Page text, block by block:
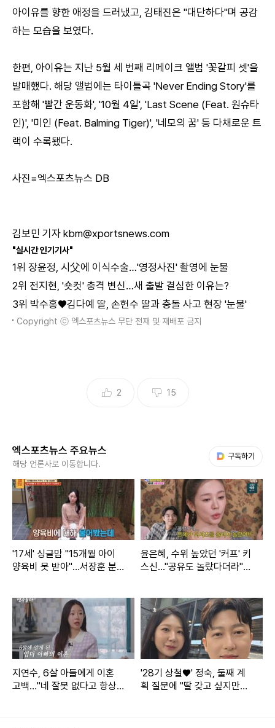
아이유를 향한 애정을 드러냈고, 김태진은 "대단하다"며 공감
하는 모습을 보였다.
한편, 아이유는 지난 5월 세 번째 리메이크 앨범 '꽃갈피 셋'을
발매했다. 해당 앨범에는 타이틀곡 'Never Ending Story'를
포함해 '빨간 운동화', '10월 4일', 'Last Scene (Feat. 원슈타
인)', '미인 (Feat. Balming Tiger)', '네모의 꿈' 등 다채로운 트
랙이 수록됐다.
사진=엑스포츠뉴스 DB
김보민 기자 kbm@xportsnews.com
"실시간 인기기사"
1위 장윤정, 시父에 이식수술…'영정사진' 촬영에 눈물
2위 전지현, '숏컷' 충격 변신…새 출발 결심한 이유는?
3위 박수홍♥김다예 딸, 손헌수 딸과 충돌 사고 현장 '눈물'
Copyright ⓒ 엑스포츠뉴스 무단 전재 및 재배포 금지
2 15
엑스포츠뉴스 주요뉴스
해당 언론사로 이동합니다.
구독하기
'17세' 싱글맘 "15개월 아이
양육비 못 받아"…서장훈 분
윤은혜, 수위 높았던 '커프' 키
스신..."공유도 놀랐다더라"
지연수, 6살 아들에게 이혼
고백…"네 잘못 없다고 항상
'28기 상철♥' 정숙, 둘째 계
획 질문에 "딸 갖고 싶지만…